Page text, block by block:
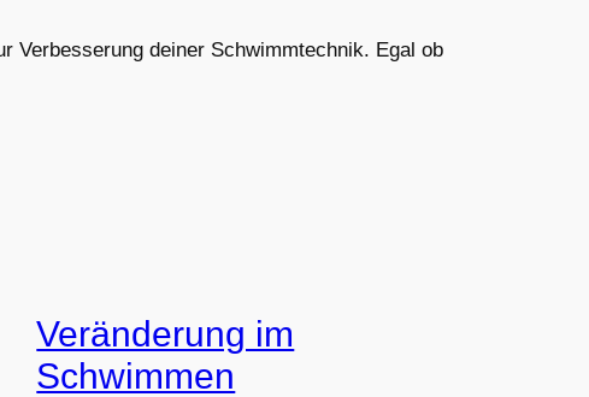
Verbesserung deiner Schwimmtechnik. Egal ob
Veränderung im
Schwimmen